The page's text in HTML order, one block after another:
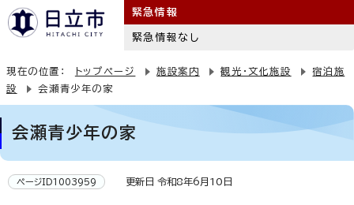
緊急情報
緊急情報なし
現在の位置： トップページ 施設案内 観光・文化施設
宿泊施
設
会瀬青少年の家
会瀬青少年の家
ページID1003959 更新日 令和8年6月10日